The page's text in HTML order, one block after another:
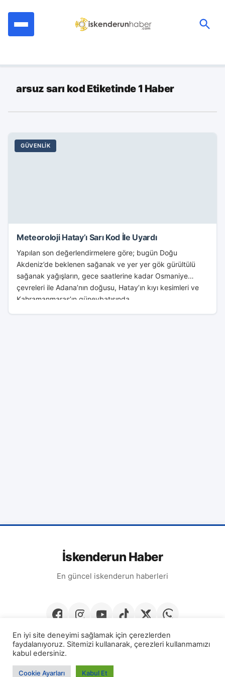
arsuz sarı kod Etiketinde 1 Haber
GÜVENLIK
Meteoroloji Hatay’ı Sarı Kod İle Uyardı
Yapılan son değerlendirmelere göre; bugün Doğu
Akdeniz’de beklenen sağanak ve yer yer gök gürültülü
sağanak yağışların, gece saatlerine kadar Osmaniye
çevreleri ile Adana’nın doğusu, Hatay’ın kıyı kesimleri ve
Kahramanmaraş’ın güneybatısında...
İskenderun Haber
En güncel iskenderun haberleri
© 2026İskenderun Haber
En iyi site deneyimi sağlamak için çerezlerden
faydalanıyoruz. Sitemizi kullanarak, çerezleri kullanmamızı
kabul edersiniz.
Cookie Ayarları Kabul Et